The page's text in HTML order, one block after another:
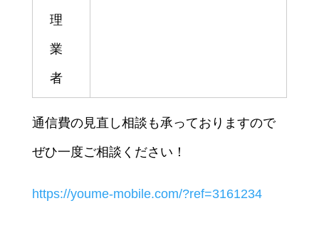
理
業
者
通信費の見直し相談も承っておりますので
ぜひ一度ご相談ください！
https://youme-mobile.com/?ref=3161234